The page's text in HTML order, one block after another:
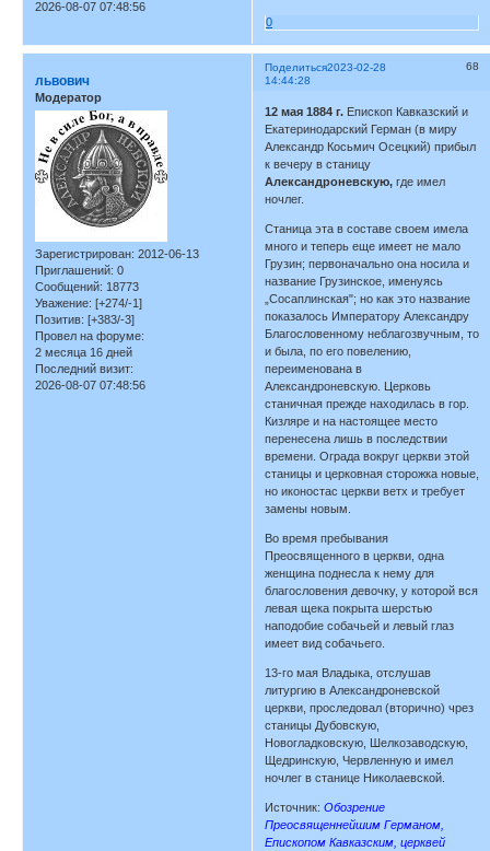
2026-08-07 07:48:56
0
Поделиться 68
2023-02-28
14:44:28
львович
Модератор
Зарегистрирован: 2012-06-13
Приглашений: 0
Сообщений: 18773
Уважение: [+274/-1]
Позитив: [+383/-3]
Провел на форуме:
2 месяца 16 дней
Последний визит:
2026-08-07 07:48:56
12 мая 1884 г. Епископ Кавказский и
Екатеринодарский Герман (в миру
Александр Косьмич Осецкий) прибыл
к вечеру в станицу
Александроневскую, где имел
ночлег.
Станица эта в составе своем имела
много и теперь еще имеет не мало
Грузин; первоначально она носила и
название Грузинское, именуясь
„Сосаплинская"; но как это название
показалось Императору Александру
Благословенному неблагозвучным, то
и была, по его повелению,
переименована в
Александроневскую. Церковь
станичная прежде находилась в гор.
Кизляре и на настоящее место
перенесена лишь в последствии
времени. Ограда вокруг церкви этой
станицы и церковная сторожка новые,
но иконостас церкви ветх и требует
замены новым.
Во время пребывания
Преосвященного в церкви, одна
женщина поднесла к нему для
благословения девочку, у которой вся
левая щека покрыта шерстью
наподобие собачьей и левый глаз
имеет вид собачьего.
13-го мая Владыка, отслушав
литургию в Александроневской
церкви, проследовал (вторично) чрез
станицы Дубовскую,
Новогладковскую, Шелкозаводскую,
Щедринскую, Червленную и имел
ночлег в станице Николаевской.
Источник:Обозрение
Преосвященнейшим Германом,
Епископом Кавказским, церквей